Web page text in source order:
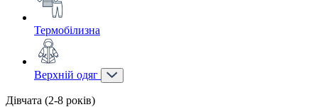
Термобілизна
Верхній одяг
Дівчата (2-8 років)